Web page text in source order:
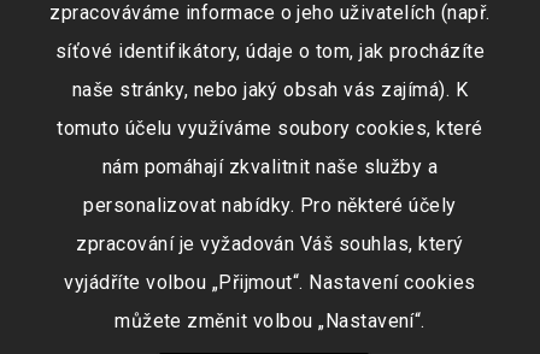
zpracováváme informace o jeho uživatelích (např.
síťové identifikátory, údaje o tom, jak procházíte
naše stránky, nebo jaký obsah vás zajímá). K
tomuto účelu využíváme soubory cookies, které
nám pomáhají zkvalitnit naše služby a
personalizovat nabídky. Pro některé účely
zpracování je vyžadován Váš souhlas, který
vyjádříte volbou „Přijmout“. Nastavení cookies
můžete změnit volbou „Nastavení“.